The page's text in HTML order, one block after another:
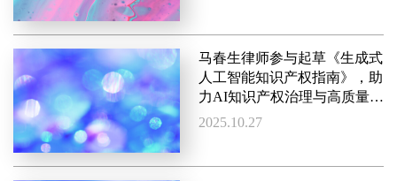
马春生律师参与起草《生成式
人工智能知识产权指南》，助
力AI知识产权治理与高质量发
展
2025.10.27